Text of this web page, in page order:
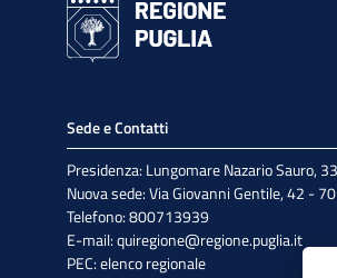
Sede e Contatti
Presidenza: Lungomare Nazario Sauro,
Nuova sede: Via Giovanni Gentile, 42 -
Telefono: 800713939
E-mail:quiregione@regione.puglia.it
PEC:elenco regionale